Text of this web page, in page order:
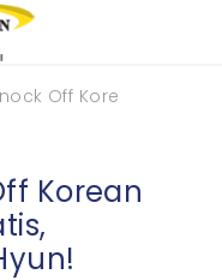
Off Korean
Korean